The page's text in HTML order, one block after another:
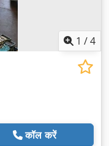
1 /4
कॉल करें